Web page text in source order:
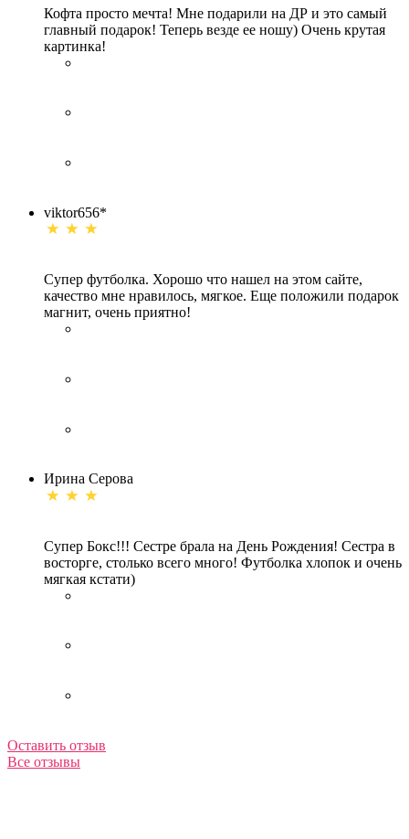
Кофта просто мечта! Мне подарили на ДР и это самый
главный подарок! Теперь везде ее ношу) Очень крутая
картинка!
viktor656*
Супер футболка. Хорошо что нашел на этом сайте,
качество мне нравилось, мягкое. Еще положили подарок
магнит, очень приятно!
Ирина Серова
Супер Бокс!!! Сестре брала на День Рождения! Сестра в
восторге, столько всего много! Футболка хлопок и очень
мягкая кстати)
Оставить отзыв
Все отзывы